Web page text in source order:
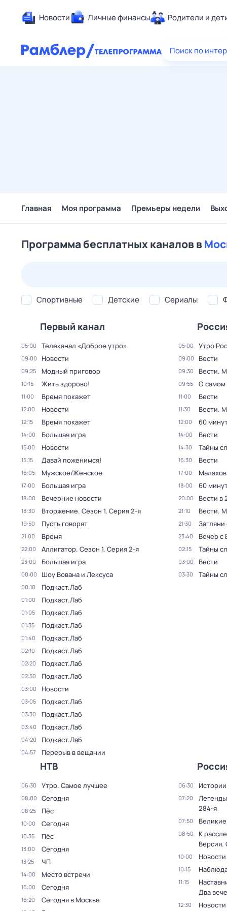
Новости Личные финансы Родители и
Здоровье
Поиск по
Главная Моя программа Премьеры недели
Программа бесплатных каналов в
Спортивные Детские Сериалы
Первый канал
05:00 Телеканал «Доброе утро»
09:00 Новости
09:25 Модный приговор
10:15 Жить здорово!
11:00 Время покажет
12:00 Новости
12:15 Время покажет
14:00 Большая игра
15:00 Новости
15:15 Давай поженимся!
16:05 Мужское/Женское
17:00 Большая игра
18:00 Вечерние новости
18:30 Вторжение. Сезон 1. Серия 2-я
19:50 Пусть говорят
21:00 Время
22:00 Аллигатор. Сезон 1. Серия 2-я
23:00 Большая игра
00:00 Шоу Вована и Лексуса
00:10 Подкаст.Лаб
01:00 Подкаст.Лаб
01:05 Подкаст.Лаб
01:35 Подкаст.Лаб
01:40 Подкаст.Лаб
02:10 Подкаст.Лаб
02:20 Подкаст.Лаб
02:50 Подкаст.Лаб
03:00 Новости
03:05 Подкаст.Лаб
03:30 Подкаст.Лаб
03:40 Подкаст.Лаб
04:20 Подкаст.Лаб
04:57 Перерыв в вещании
05:00 Утро
09:00 Вести
09:30 Вести.
09:55 О самом
11:00 Вести
11:30 Вести.
12:00 60
14:00 Вести
14:30 Тайны
16:30 Вести
17:00 Малахов
18:00 60
20:00 Вести в
21:10 Вести.
21:30 Загляни
23:40 Вечер с
02:15 Тайны
03:00 Вести
03:30 Тайны
НТВ
06:30 Утро. Самое лучшее
08:00 Сегодня
08:25 Пёс
10:00 Сегодня
10:35 Пёс
13:00 Сегодня
13:25 ЧП
14:00 Место встречи
16:00 Сегодня
16:20 Сегодня в Москве
06:30
07:20
284-я
07:50
08:50
К
Версия.
10:00
10:15
11:15
Два
12:30